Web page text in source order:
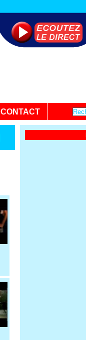
CONTACT